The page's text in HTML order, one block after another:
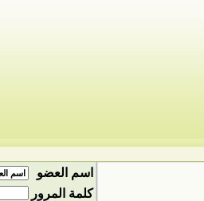
اسم العضو
كلمة المرور